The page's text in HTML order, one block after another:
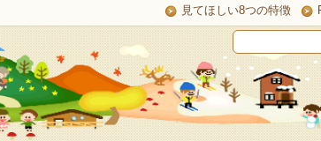
見てほしい8つの特徴